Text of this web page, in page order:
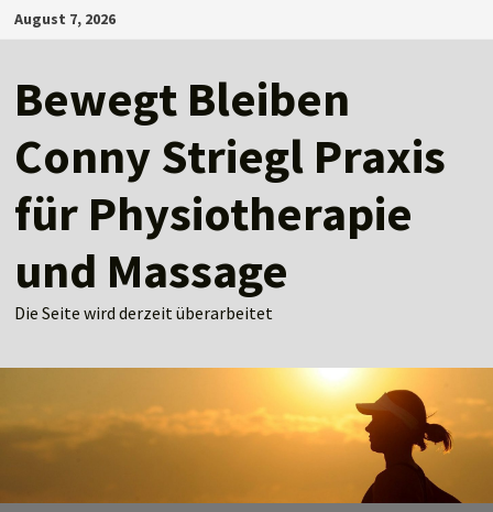
Zum
Inhalt
August 7, 2026
Bewegt Bleiben
Conny Striegl Praxis
für Physiotherapie
und Massage
Die Seite wird derzeit überarbeitet